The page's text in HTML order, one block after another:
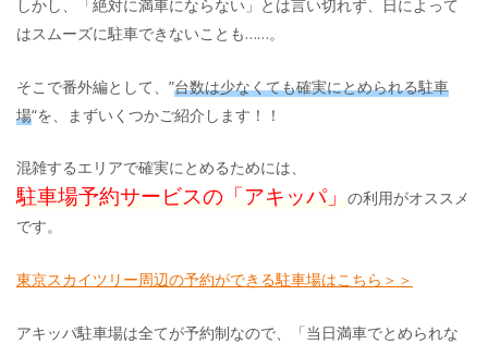
しかし、「絶対に満車にならない」とは言い切れず、日によって
はスムーズに駐車できないことも……。
そこで番外編として、”台数は少なくても確実にとめられる駐車
場“を、まずいくつかご紹介します！！
混雑するエリアで確実にとめるためには、
駐車場予約サービスの「アキッパ」 の利用がオススメ
です。
東京スカイツリー周辺の予約ができる駐車場はこちら＞＞
アキッパ駐車場は全てが予約制なので、「当日満車でとめられな